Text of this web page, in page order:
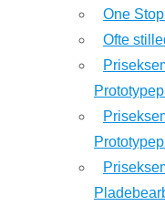
One
Ofte